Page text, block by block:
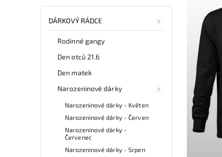
DÁRKOVÝ RÁDCE
Rodinné gangy
Den otců 21.6
Den matek
Narozeninové dárky
Narozeninové dárky - Květen
Narozeninové dárky - Červen
Narozeninové dárky -
Červenec
Narozeninové dárky - Srpen